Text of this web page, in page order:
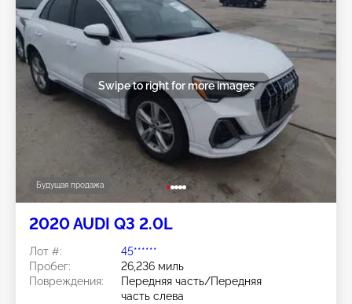
Будущая продажа
Swipe to right for more images
2020 AUDI Q3 2.0L
Лот #:
45******
Пробег:
26,236 миль
Повреждения:
Передняя часть/Передняя
часть слева